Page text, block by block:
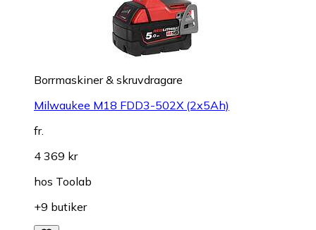
Borrmaskiner & skruvdragare
Milwaukee M18 FDD3-502X (2x5Ah)
fr.
4 369 kr
hos Toolab
+9 butiker